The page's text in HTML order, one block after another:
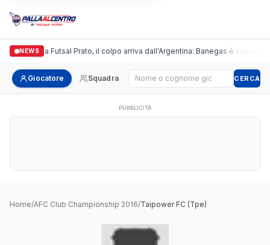
NEWS
Italgronda Futsal Prato, il colpo arriva dall'Argentina: Banegas è il nuovo
Giocatore Squadra Cerca giocatore CERCA
PUBBLICITÀ
Home/AFC Club Championship 2016/Taipower FC (Tpe)